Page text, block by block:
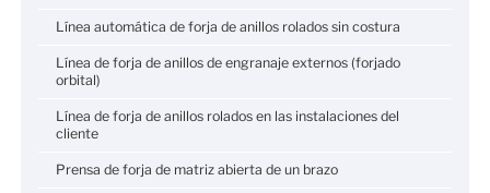
Línea automática de forja de anillos rolados sin costura
Línea de forja de anillos de engranaje externos (forjado
orbital)
Línea de forja de anillos rolados en las instalaciones del
cliente
Prensa de forja de matriz abierta de un brazo